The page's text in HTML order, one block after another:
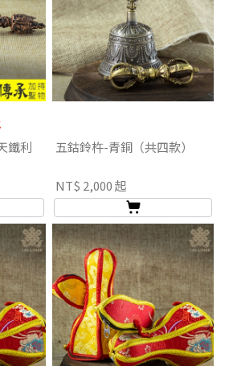
鐵利
五鈷鈴杵-青銅（共四款）
NT$ 2,000 起